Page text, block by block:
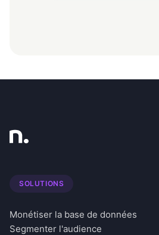
SOLUTIONS
Monétiser la base de données
Segmenter l'audience